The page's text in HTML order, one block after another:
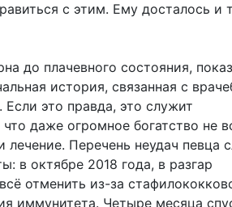
с этим. Ему досталось и
до плачевного состояния,
история, связанная с
Если это правда, это служит
даже огромное богатство не
лечение. Перечень неудач певца
в октябре 2018 года, в разгар
отменить из-за
иммунитета. Четыре месяца